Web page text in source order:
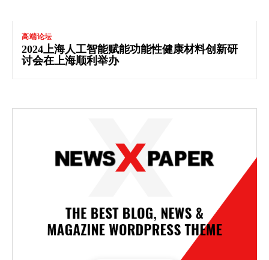
高端论坛
2024上海人工智能赋能功能性健康材料创新研
讨会在上海顺利举办